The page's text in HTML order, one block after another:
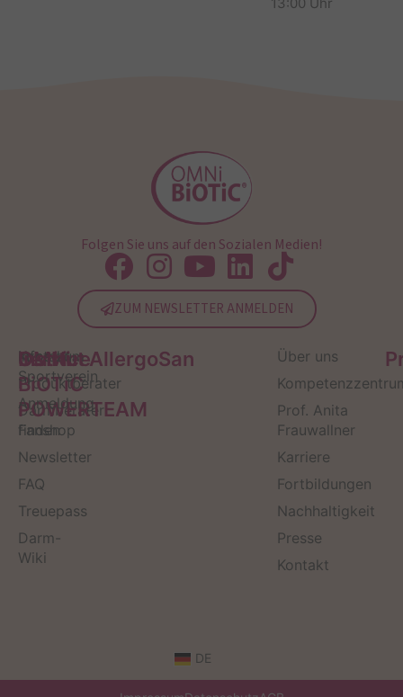
Folgen Sie uns auf den Sozialen Medien!
ZUM NEWSLETTER ANMELDEN
Service
Kontakt
Produktberater
Darmberater
finden
Newsletter
FAQ
Treuepass
Darm-
Wiki
OMNi-
BiOTiC
POWERTEAM
Infos zum
Sportverein
Anmeldung
Fanshop
Institut AllergoSan
Über uns
Prof. Anita
Frauwallner
Karriere
Fortbildungen
Nachhaltigkeit
Presse
Kontakt
DE